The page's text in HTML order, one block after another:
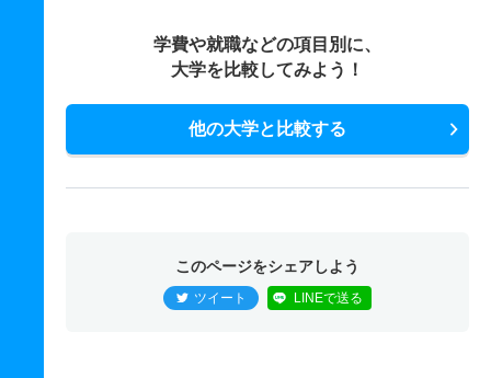
学費や就職などの項目別に、
大学を比較してみよう！
他の大学と比較する
このページをシェアしよう
ツイート LINEで送る